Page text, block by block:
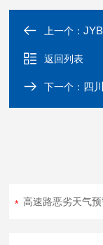
上一个：
返回列表
下一个： 四